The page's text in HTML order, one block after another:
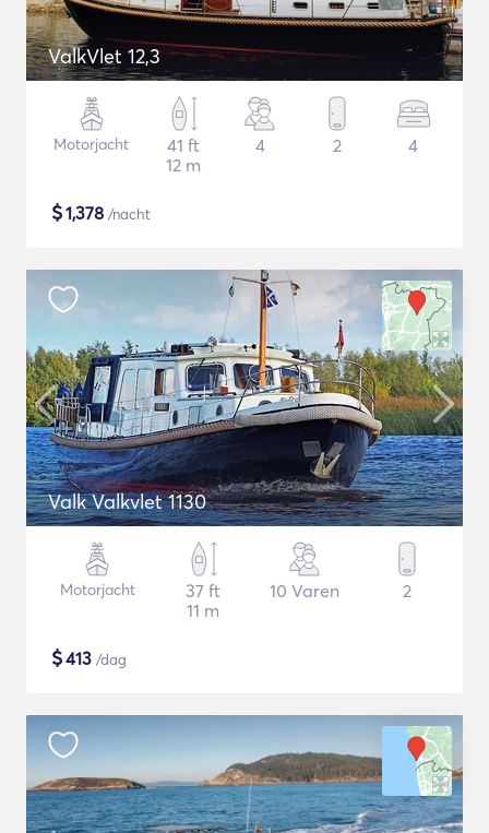
ValkVlet 12,3
Motorjacht
41 ft
12 m
4 2 4
$1,378 /nacht
Valk Valkvlet 1130
Motorjacht
37 ft
11 m
10 Varen 2
$413 /dag